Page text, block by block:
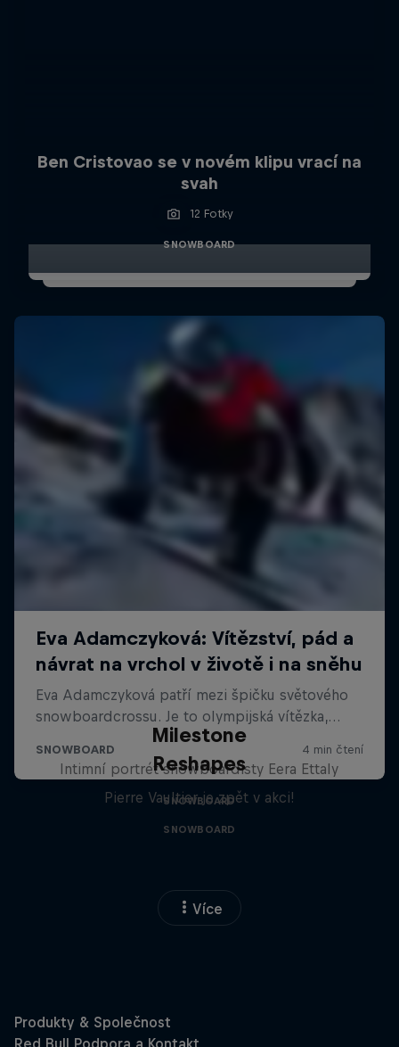
Ben Cristovao se v novém klipu vrací na
svah
12 Fotky
SNOWBOARD
Milestone
Intimní portrét snowboardisty Eera Ettaly
SNOWBOARD
Reshapes
Pierre Vaultier je zpět v akci!
SNOWBOARD
Více